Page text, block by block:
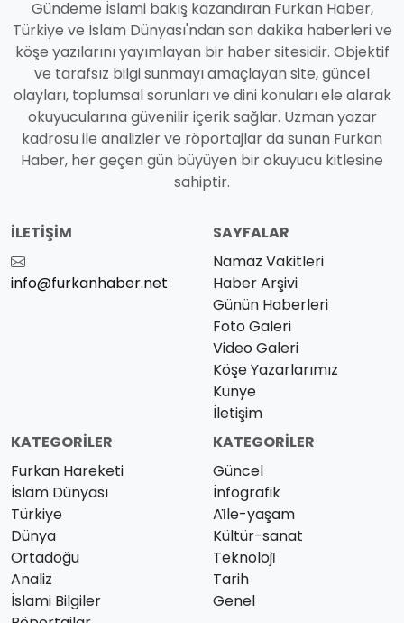
Gündeme İslami bakış kazandıran Furkan Haber,
Türkiye ve İslam Dünyası'ndan son dakika haberleri ve
köşe yazılarını yayımlayan bir haber sitesidir. Objektif
ve tarafsız bilgi sunmayı amaçlayan site, güncel
olayları, toplumsal sorunları ve dini konuları ele alarak
okuyucularına güvenilir içerik sağlar. Uzman yazar
kadrosu ile analizler ve röportajlar da sunan Furkan
Haber, her geçen gün büyüyen bir okuyucu kitlesine
sahiptir.
İLETIŞIM
info@furkanhaber.net
SAYFALAR
Namaz Vakitleri
Haber Arşivi
Günün Haberleri
Foto Galeri
Video Galeri
Köşe Yazarlarımız
Künye
İletişim
KATEGORILER
Furkan Hareketi
İslam Dünyası
Türkiye
Dünya
Ortadoğu
Analiz
İslami Bilgiler
KATEGORILER
Güncel
İnfografik
Ai̇le-yaşam
Kültür-sanat
Teknoloji̇
Tarih
Genel